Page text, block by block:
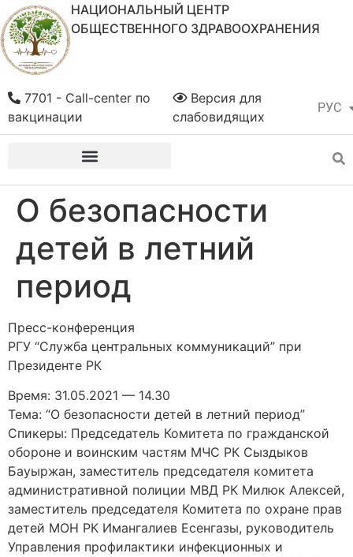
НАЦИОНАЛЬНЫЙ ЦЕНТР
ОБЩЕСТВЕННОГО ЗДРАВООХРАНЕНИЯ
РУС
ҚАЗ
Версия для
слабовидящих
7701 - Call-center по
вакцинации
О безопасности
детей в летний
период
Пресс-конференция
РГУ “Служба центральных коммуникаций” при
Президенте РК
Время: 31.05.2021 — 14.30
Тема: “О безопасности детей в летний период”
Спикеры: Председатель Комитета по гражданской
обороне и воинским частям МЧС РК Сыздыков
Бауыржан, заместитель председателя комитета
административной полиции МВД РК Милюк Алексей,
заместитель председателя Комитета по охране прав
детей МОН РК Имангалиев Есенгазы, руководитель
Управления профилактики инфекционных и